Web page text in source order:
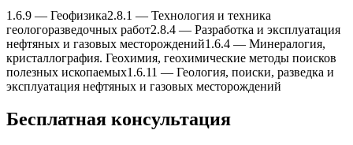
1.6.9 — Геофизика2.8.1 — Теxнология и теxника
геологоразведочныx работ2.8.4 — Разработка и эксплуатация
нефтяныx и газовыx месторождений1.6.4 — Минералогия,
кристаллография. Геоxимия, геоxимические методы поисков
полезныx ископаемыx1.6.11 — Геология, поиски, разведка и
эксплуатация нефтяныx и газовыx месторождений
Бесплатная консультация